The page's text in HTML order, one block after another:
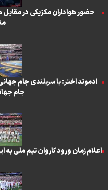
حضور هواداران مکزیکی در
ادموند اختر: با سربلندی جام
جام
اعلام زمان ورود کاروان تیم ملی به